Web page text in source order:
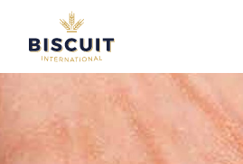
Aller au contenu